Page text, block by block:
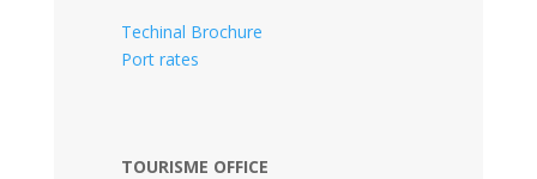
Techinal Brochure
Port rates
TOURISME OFFICE